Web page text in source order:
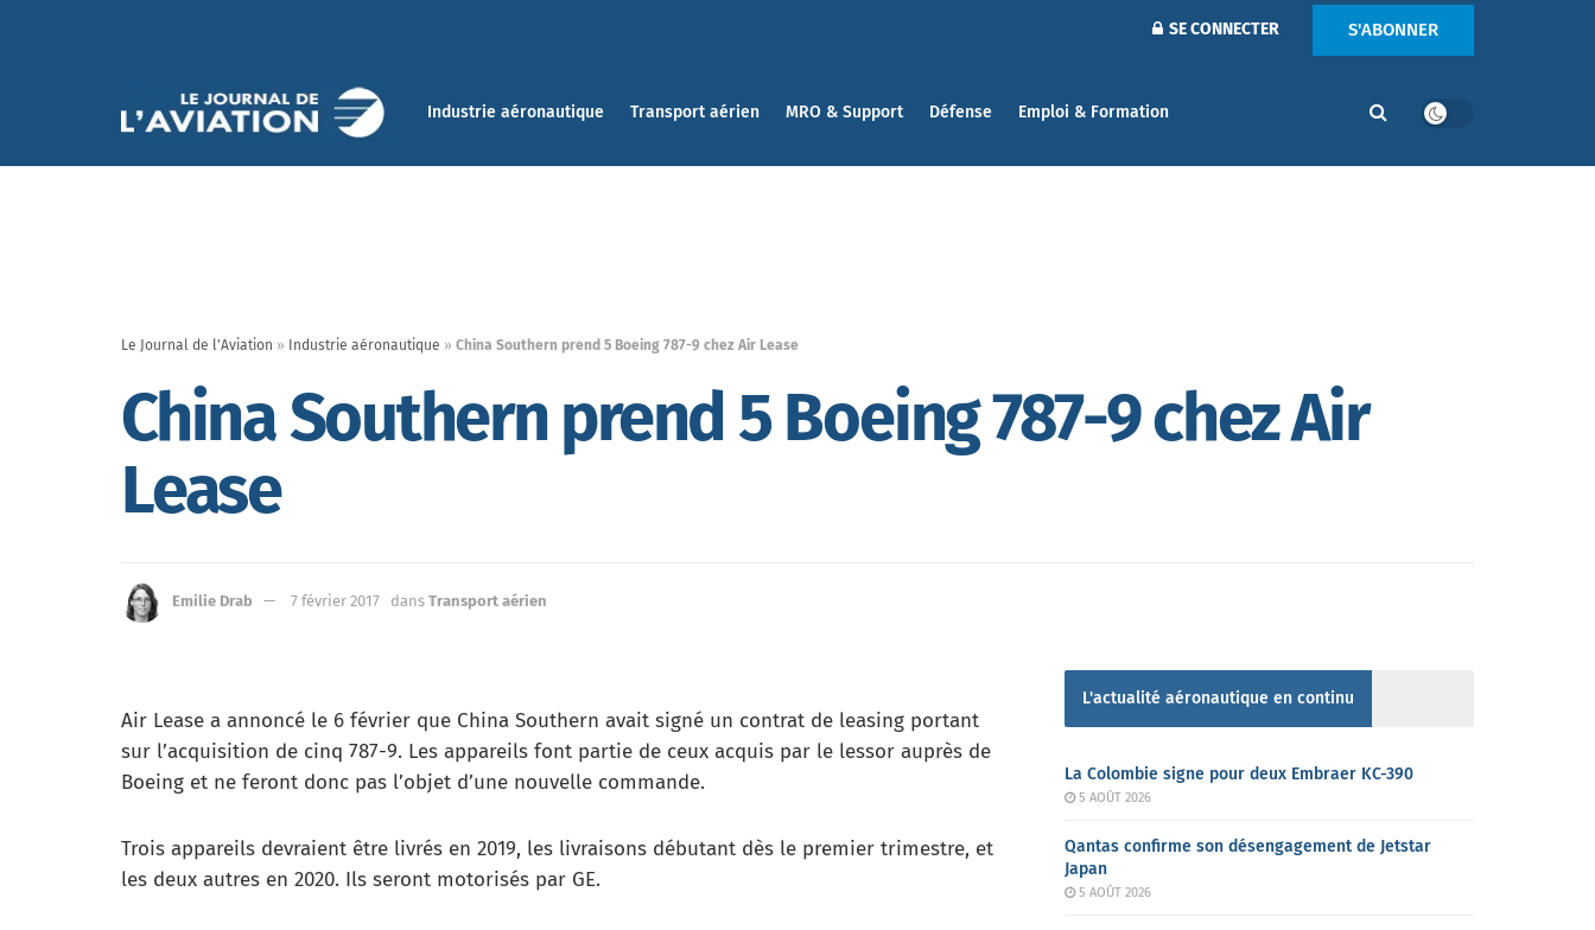
SE CONNECTER S'ABONNER
Industrie aéronautique Transport aérien MRO & Support Défense Emploi & Formation
Le Journal de l'Aviation » Industrie aéronautique » China Southern prend 5 Boeing 787-9 chez Air Lease
China Southern prend 5 Boeing 787-9 chez Air
Lease
Emilie Drab 7 février 2017 dans Transport aérien
Air Lease a annoncé le 6 février que China Southern avait signé un contrat de leasing portant
sur l’acquisition de cinq 787-9. Les appareils font partie de ceux acquis par le lessor auprès de
Boeing et ne feront donc pas l’objet d’une nouvelle commande.
Trois appareils devraient être livrés en 2019, les livraisons débutant dès le premier trimestre, et
les deux autres en 2020. Ils seront motorisés par GE.
L'actualité aéronautique en continu
La Colombie signe pour deux Embraer KC-390
5 AOÛT 2026
Qantas confirme son désengagement de Jetstar
Japan
5 AOÛT 2026